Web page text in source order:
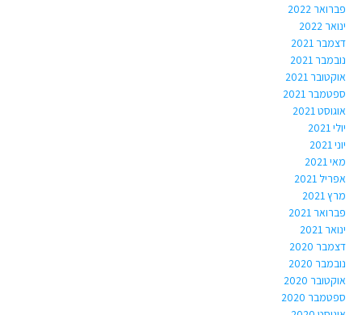
פברואר 2022
ינואר 2022
דצמבר 2021
נובמבר 2021
אוקטובר 2021
ספטמבר 2021
אוגוסט 2021
יולי 2021
יוני 2021
מאי 2021
אפריל 2021
מרץ 2021
פברואר 2021
ינואר 2021
דצמבר 2020
נובמבר 2020
אוקטובר 2020
ספטמבר 2020